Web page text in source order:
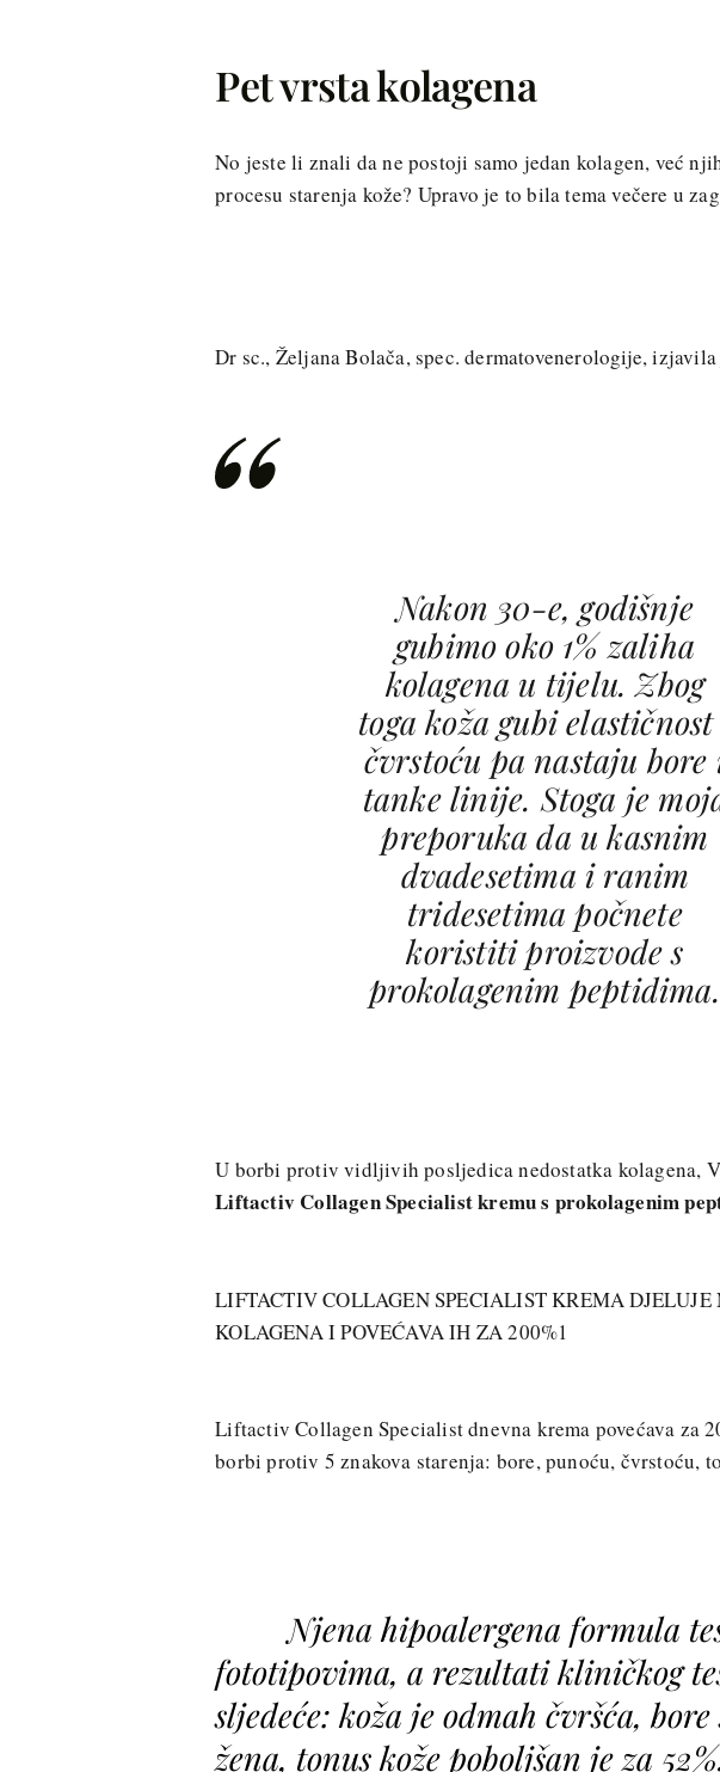
Pet vrsta kolagena
No jeste li znali da ne postoji samo jedan kolagen, već
procesu starenja kože? Upravo je to bila tema večere u
Dr sc., Željana Bolača, spec. dermatovenerologije,
Nakon 30-e, godišnje
gubimo oko 1% zaliha
kolagena u tijelu. Zbog
toga koža gubi
čvrstoću pa nastaju bore
tanke linije. Stoga je
preporuka da u kasnim
dvadesetima i ranim
tridesetima počnete
koristiti proizvode s
prokolagenim peptidima.
U borbi protiv vidljivih posljedica nedostatka kolagena,
Liftactiv Collagen Specialist kremu s prokolagenim
LIFTACTIV COLLAGEN SPECIALIST KREMA
KOLAGENA I POVEĆAVA IH ZA 200%1
Liftactiv Collagen Specialist dnevna krema povećava za
borbi protiv 5 znakova starenja: bore, punoću, čvrstoću,
Njena hipoalergena formula
fototipovima, a rezultati kliničkog
sljedeće: koža je odmah čvršća,
žena, tonus kože poboljšan je za